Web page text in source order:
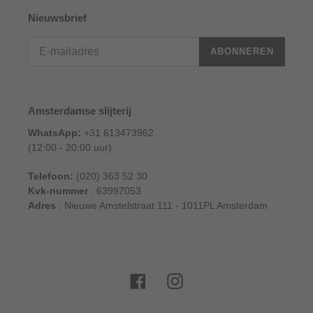
Nieuwsbrief
ABONNEREN
Amsterdamse slijterij
WhatsApp: +31 613473962
(12:00 - 20:00 uur)
Telefoon: (020) 363 52 30
Kvk-nummer : 63997053
Adres : Nieuwe Amstelstraat 111 - 1011PL Amsterdam
FacebookInstagram